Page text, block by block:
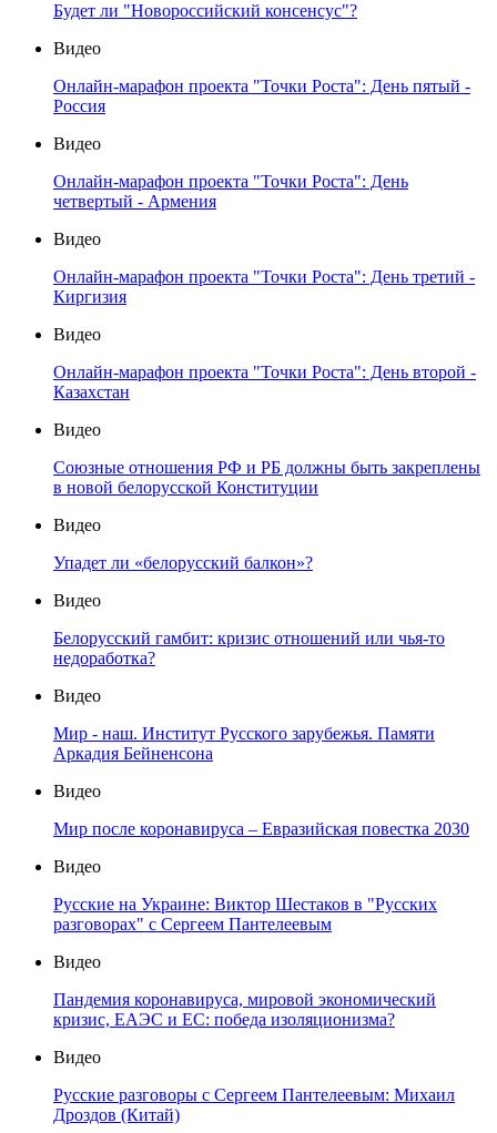
Будет ли "Новороссийский консенсус"?
Видео
Онлайн-марафон проекта "Точки Роста": День пятый -
Россия
Видео
Онлайн-марафон проекта "Точки Роста": День
четвертый - Армения
Видео
Онлайн-марафон проекта "Точки Роста": День третий -
Киргизия
Видео
Онлайн-марафон проекта "Точки Роста": День второй -
Казахстан
Видео
Союзные отношения РФ и РБ должны быть закреплены
в новой белорусской Конституции
Видео
Упадет ли «белорусский балкон»?
Видео
Белорусский гамбит: кризис отношений или чья-то
недоработка?
Видео
Мир - наш. Институт Русского зарубежья. Памяти
Аркадия Бейненсона
Видео
Мир после коронавируса – Евразийская повестка 2030
Видео
Русские на Украине: Виктор Шестаков в "Русских
разговорах" с Сергеем Пантелеевым
Видео
Пандемия коронавируса, мировой экономический
кризис, ЕАЭС и ЕС: победа изоляционизма?
Видео
Русские разговоры с Сергеем Пантелеевым: Михаил
Дроздов (Китай)